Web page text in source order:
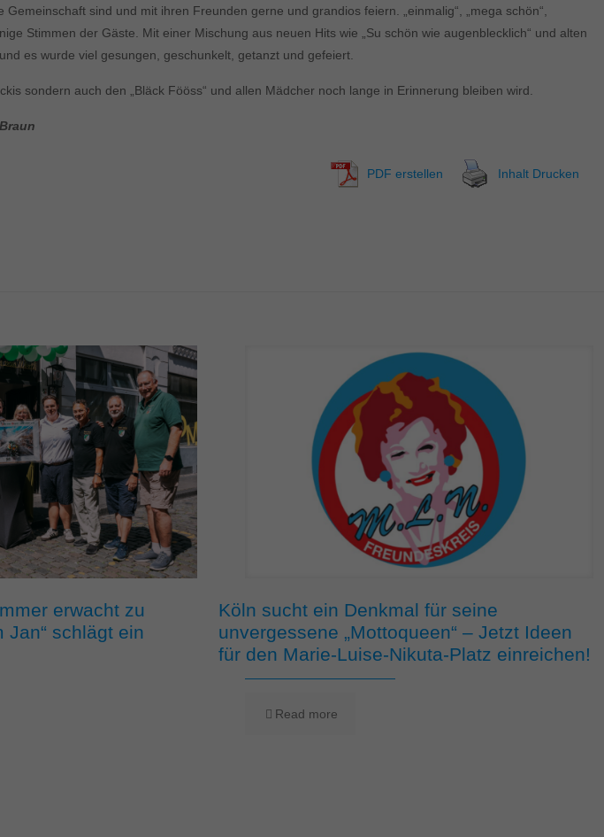
sind und mit ihren Freunden gerne und grandios feiern. „einmalig“, „mega schön“,
Stimmen der Gäste. Mit einer Mischung aus neuen Hits wie „Su schön wie augenblecklich“ und alten
es wurde viel gesungen, geschunkelt, getanzt und gefeiert.
sondern auch den „Bläck Fööss“ und allen Mädcher noch lange in Erinnerung bleiben wird.
PDF erstellen Inhalt Drucken
erwacht zu
Jan“ schlägt ein
Köln sucht ein Denkmal für seine
unvergessene „Mottoqueen“ – Jetzt Ideen
für den Marie-Luise-Nikuta-Platz einreichen!
Read more